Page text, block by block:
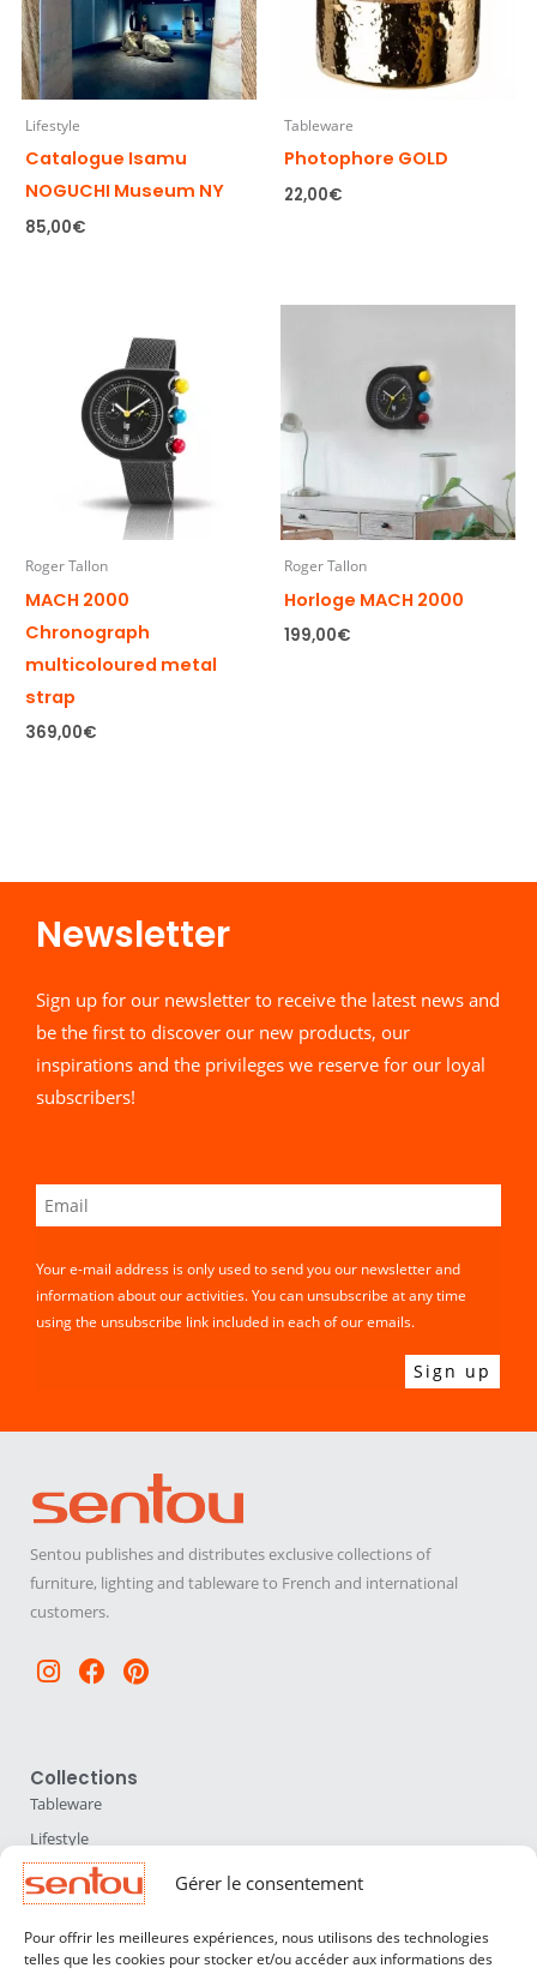
Gérer le consentement
Pour offrir les meilleures expériences, nous utilisons des technologies
telles que les cookies pour stocker et/ou accéder aux informations des
Lifestyle
Catalogue Isamu
NOGUCHI Museum NY
85,00€
Tableware
Photophore GOLD
22,00€
Roger Tallon
MACH 2000
Chronograph
multicoloured metal
strap
369,00€
Roger Tallon
Horloge MACH 2000
199,00€
Newsletter​
Sign up for our newsletter to receive the latest news and
be the first to discover our new products, our
inspirations and the privileges we reserve for our loyal
subscribers!
Your e-mail address is only used to send you our newsletter and
information about our activities. You can unsubscribe at any time
using the unsubscribe link included in each of our emails.
Sentou publishes and distributes exclusive collections of
furniture, lighting and tableware to French and international
customers.
Instagram
Facebook
Pinterest
Collections
Tableware
Lifestyle
Home Accessories
Lighting
Furniture